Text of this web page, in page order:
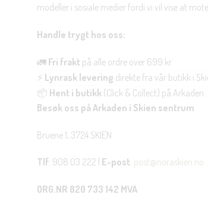
modeller i sosiale medier fordi vi vil vise at
Handle trygt hos oss:
🚛 Fri frakt på alle ordre over 699 kr.
⚡ Lynrask levering direkte fra vår butikk i
📦 Hent i butikk (Click & Collect) på Arkaden.
Besøk oss på Arkaden i Skien sentrum
Bruene 1, 3724 SKIEN
Tlf: 908 03 222 | E-post: post@noraskien.no
ORG.NR 820 733 142 MVA